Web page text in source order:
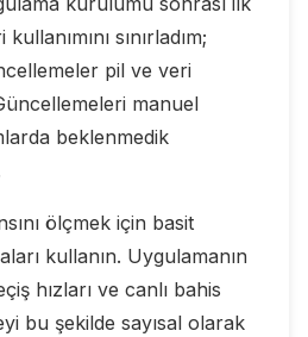
sınırladım;
pil ve veri
manuel
beklenmedik
ölçmek için basit
kullanın. Uygulamanın
hızları ve canlı bahis
bu şekilde sayısal olarak